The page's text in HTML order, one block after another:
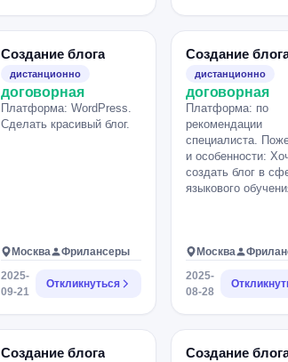
семье 3 приемных
ребенка и один
дочь инвалид
фотогенична.
Создание блога
дистанционно
договорная
Платформа: WordPress.
Сделать красивый блог.
Москва
Фрилансеры
2025-
09-21
Откликнуться
Создание
дистанционно
договорная
Платформа: по
рекомендации
специалиста.
и особенности:
создать блог в
языкового
Москва
2025-
08-28
Создание блога Создание